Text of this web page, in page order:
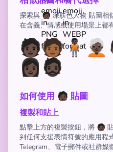
探索與 🧑🏿 深肤色人物 貼圖
在含義、情感或使用場景上都
🧑🏿🧑🏾🧍🏿🧑🏿‍🦳
👩🏿🧔🏿
如何使用 🧑🏿 貼圖
複製和貼上
點擊上方的複製按鈕，將 🧑🏿
到任何支援表情符號的應用程
Telegram、電子郵件或社群媒